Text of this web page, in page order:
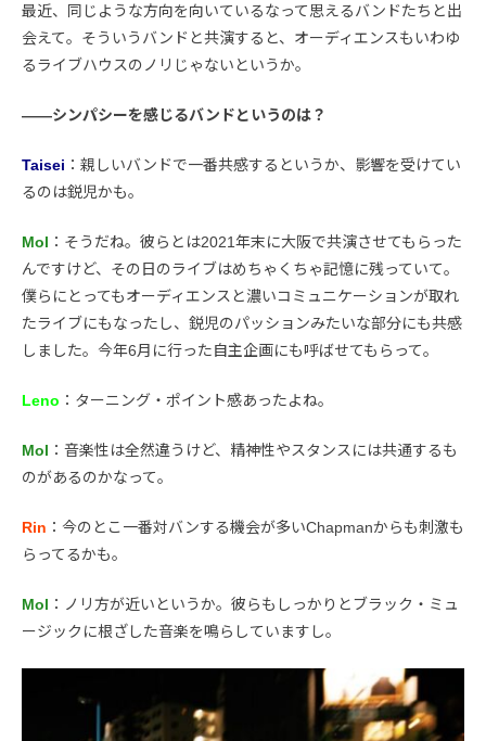
最近、同じような方向を向いているなって思えるバンドたちと出
会えて。そういうバンドと共演すると、オーディエンスもいわゆ
るライブハウスのノリじゃないというか。
――シンパシーを感じるバンドというのは？
Taisei ：親しいバンドで一番共感するというか、影響を受けてい
るのは鋭児かも。
Mol ：そうだね。彼らとは2021年末に大阪で共演させてもらった
んですけど、その日のライブはめちゃくちゃ記憶に残っていて。
僕らにとってもオーディエンスと濃いコミュニケーションが取れ
たライブにもなったし、鋭児のパッションみたいな部分にも共感
しました。今年6月に行った自主企画にも呼ばせてもらって。
Leno ：ターニング・ポイント感あったよね。
Mol ：音楽性は全然違うけど、精神性やスタンスには共通するも
のがあるのかなって。
Rin ：今のとこ一番対バンする機会が多いChapmanからも刺激も
らってるかも。
Mol ：ノリ方が近いというか。彼らもしっかりとブラック・ミュ
ージックに根ざした音楽を鳴らしていますし。